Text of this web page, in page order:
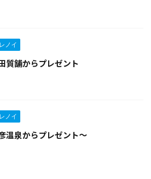
ノイ
質舗からプレゼント
ノイ
温泉からプレゼント〜